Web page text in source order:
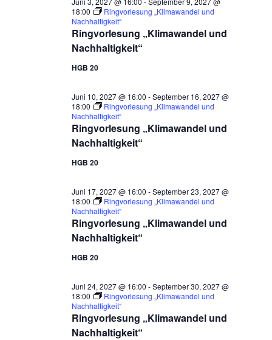
Ringvorlesung „Klimawandel und
Nachhaltigkeit“
18:00
Ringvorlesung „Klimawandel und
Nachhaltigkeit“
HGB 20
Ringvorlesung „Klimawandel und
Nachhaltigkeit“
Juni 10, 2027 @ 16:00 -September 16, 2027 @
18:00
Ringvorlesung „Klimawandel und
Nachhaltigkeit“
HGB 20
Ringvorlesung „Klimawandel und
Nachhaltigkeit“
Juni 17, 2027 @ 16:00 -September 23, 2027 @
18:00
Ringvorlesung „Klimawandel und
Nachhaltigkeit“
HGB 20
Ringvorlesung „Klimawandel und
Nachhaltigkeit“
Juni 24, 2027 @ 16:00 -September 30, 2027 @
18:00
Ringvorlesung „Klimawandel und
Nachhaltigkeit“